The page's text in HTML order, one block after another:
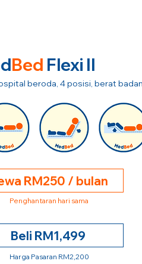
Bed Flexi II
beroda, 4 posisi, berat
RM250 / bulan
Penghantaran hari sama
Beli RM1,499
Harga Pasaran RM2,200